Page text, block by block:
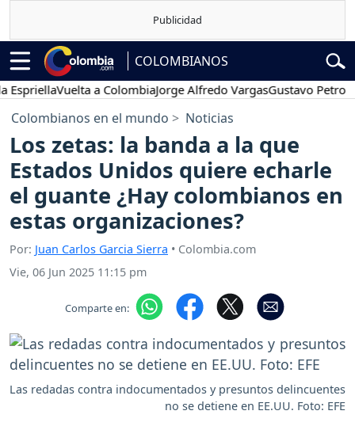
COLOMBIANOS
Vuelta a ColombiaJorge Alfredo VargasGustavo Petro
Colombianos en el mundo Noticias
Los zetas: la banda a la que
Estados Unidos quiere echarle
el guante ¿Hay colombianos en
estas organizaciones?
Por: Juan Carlos Garcia Sierra • Colombia.com
Vie, 06 Jun 2025 11:15 pm
Comparte en:
Las redadas contra indocumentados y presuntos delincuentes
no se detiene en EE.UU. Foto: EFE